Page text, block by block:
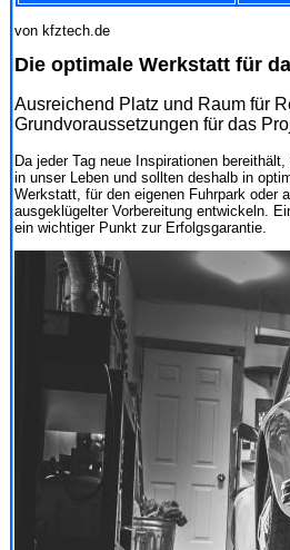
von kfztech.de
Die optimale Werkstatt für
Ausreichend Platz und Raum für
Grundvoraussetzungen für das
Da jeder Tag neue Inspirationen
in unser Leben und sollten deshalb in
Werkstatt, für den eigenen Fuhrpark oder
ausgeklügelter Vorbereitung entwickeln.
ein wichtiger Punkt zur Erfolgsgarantie.